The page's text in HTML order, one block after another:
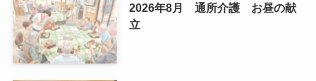
2026年8月 通所介護 お昼の献
立